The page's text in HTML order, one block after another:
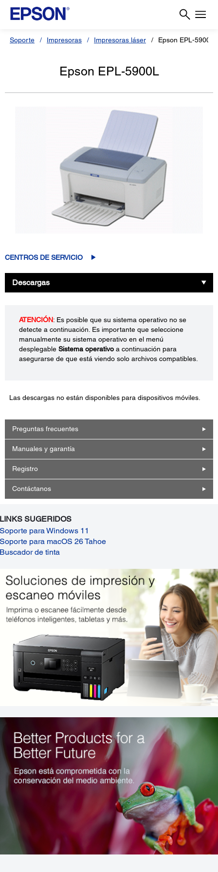
Soporte Impresoras Impresoras láser Epson EPL-5900L
Epson EPL-5900L
CENTROS DE SERVICIO
Descargas
ATENCIÓN: Es posible que su sistema operativo no se
detecte a continuación. Es importante que seleccione
manualmente su sistema operativo en el menú
desplegable Sistema operativo a continuación para
asegurarse de que está viendo solo archivos compatibles.
Las descargas no están disponibles para dispositivos móviles.
Preguntas frecuentes
Manuales y garantía
Registro
Contáctanos
LINKS SUGERIDOS
Soporte para Windows 11
Soporte para macOS 26 Tahoe
Buscador de tinta